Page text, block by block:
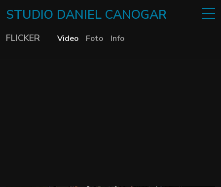
STUDIO DANIEL CANOGAR
FLICKER Video Foto Info